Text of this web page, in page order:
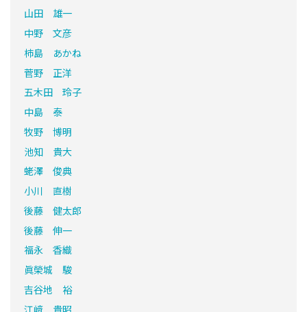
山田 雄一
中野 文彦
柿島 あかね
菅野 正洋
五木田 玲子
中島 泰
牧野 博明
池知 貴大
蛯澤 俊典
小川 直樹
後藤 健太郎
後藤 伸一
福永 香織
眞榮城 駿
吉谷地 裕
江﨑 貴昭